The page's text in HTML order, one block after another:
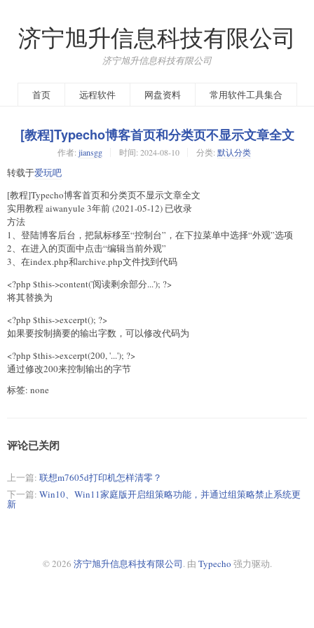
济宁旭升信息科技有限公司
济宁旭升信息科技有限公司
首页 远程软件 网盘资料 常用软件工具集合
[教程]Typecho博客首页和分类页不显示文章全文
作者: jiansgg 时间: 2024-08-10 分类: 默认分类
转载于爱玩吧
[教程]Typecho博客首页和分类页不显示文章全文
实用教程 aiwanyule 3年前 (2021-05-12) 已收录
方法
1、登陆博客后台，把鼠标移至“控制台”，在下拉菜单中选择“外观”选项
2、在进入的页面中点击“编辑当前外观”
3、在index.php和archive.php文件找到代码
<?php $this->content('阅读剩余部分...'); ?>
将其替换为
<?php $this->excerpt(); ?>
如果要按制摘要的输出字数，可以修改代码为
<?php $this->excerpt(200, '...'); ?>
通过修改200来控制输出的字节
标签: none
评论已关闭
上一篇: 联想m7605d打印机怎样清零？
下一篇: Win10、Win11家庭版开启组策略功能，并通过组策略禁止系统更
新
© 2026 济宁旭升信息科技有限公司. 由 Typecho 强力驱动.